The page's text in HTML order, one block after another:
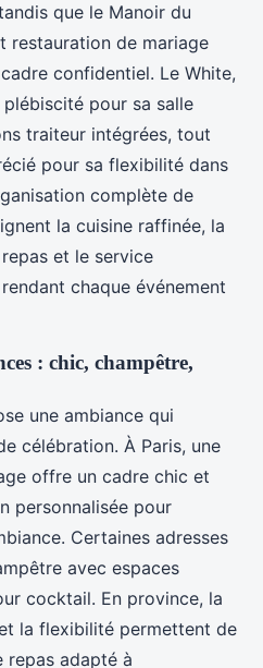
que le Manoir du
restauration de mariage
confidentiel. Le White,
pour sa salle
traiteur intégrées, tout
pour sa flexibilité dans
complète de
la cuisine raffinée, la
et le service
chaque événement
: chic, champêtre,
une ambiance qui
célébration. À Paris, une
offre un cadre chic et
personnalisée pour
Certaines adresses
avec espaces
cocktail. En province, la
la flexibilité permettent de
adapté à